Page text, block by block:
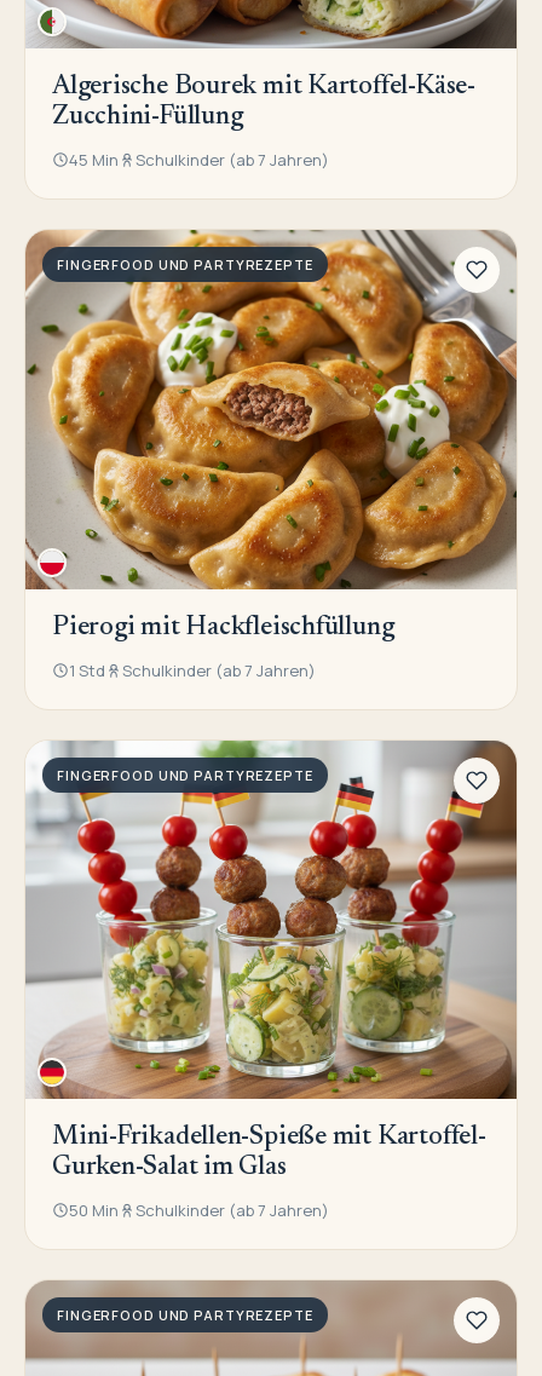
Algerische Bourek mit Kartoffel-Käse-
Zucchini-Füllung
45 Min Schulkinder (ab 7 Jahren)
FINGERFOOD UND PARTYREZEPTE
Pierogi mit Hackfleischfüllung
1 Std Schulkinder (ab 7 Jahren)
FINGERFOOD UND PARTYREZEPTE
Mini-Frikadellen-Spieße mit Kartoffel-
Gurken-Salat im Glas
50 Min Schulkinder (ab 7 Jahren)
FINGERFOOD UND PARTYREZEPTE